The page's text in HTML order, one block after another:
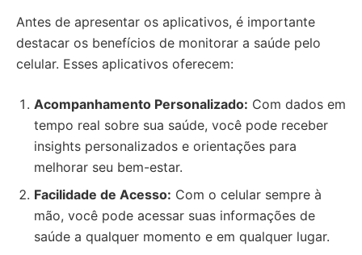
Antes de apresentar os aplicativos, é importante
destacar os benefícios de monitorar a saúde pelo
celular. Esses aplicativos oferecem:
Acompanhamento Personalizado: Com dados em
tempo real sobre sua saúde, você pode receber
insights personalizados e orientações para
melhorar seu bem-estar.
Facilidade de Acesso: Com o celular sempre à
mão, você pode acessar suas informações de
saúde a qualquer momento e em qualquer lugar.